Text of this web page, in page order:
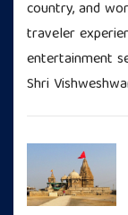
country, and
traveler
entertainment
Shri